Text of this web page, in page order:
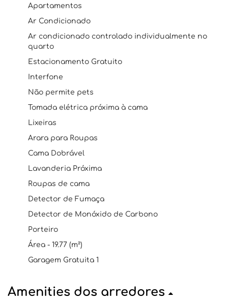
Apartamentos
Ar Condicionado
Ar condicionado controlado individualmente no
quarto
Estacionamento Gratuito
Interfone
Não permite pets
Tomada elétrica próxima à cama
Lixeiras
Arara para Roupas
Cama Dobrável
Lavanderia Próxima
Roupas de cama
Detector de Fumaça
Detector de Monóxido de Carbono
Porteiro
Área - 19.77 (m²)
Garagem Gratuita 1
Amenities dos arredores